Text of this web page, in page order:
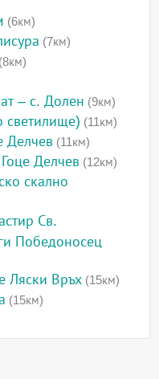
(6км)
(7км)
(8км)
– с. Долен (9км)
светилище) (11км)
Делчев (11км)
Делчев (12км)
скално
Св.
Победоносец
Ляски Връх (15км)
(15км)